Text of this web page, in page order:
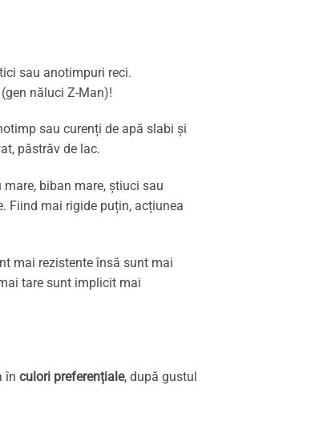
sau anotimpuri reci.
năluci Z-Man)!
sau curenți de apă slabi și
păstrăv de lac.
biban mare, știuci sau
Fiind mai rigide puțin, acțiunea
mai rezistente însă sunt mai
tare sunt implicit mai
în culori preferențiale, după gustul